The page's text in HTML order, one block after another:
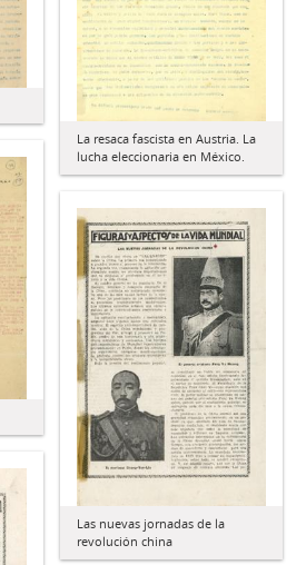
La resaca fascista en Austria. La
lucha eleccionaria en México.
Las nuevas jornadas de la
revolución china